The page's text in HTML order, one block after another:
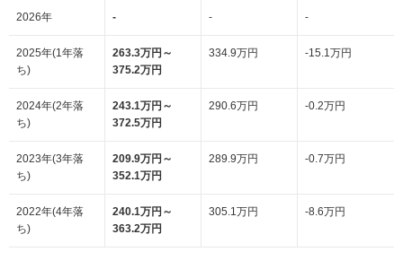
2026年 - - -
2025年(1年落
ち)
263.3万円～
375.2万円
334.9万円 -15.1万円
2024年(2年落
ち)
243.1万円～
372.5万円
290.6万円 -0.2万円
2023年(3年落
ち)
209.9万円～
352.1万円
289.9万円 -0.7万円
2022年(4年落
ち)
240.1万円～
363.2万円
305.1万円 -8.6万円